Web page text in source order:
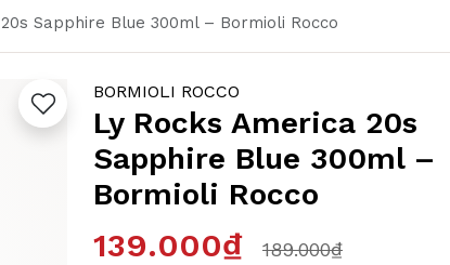
Sapphire Blue 300ml – Bormioli Rocco
BORMIOLI ROCCO
Ly Rocks America 20s
Sapphire Blue 300ml –
Bormioli Rocco
139.000₫ 189.000₫